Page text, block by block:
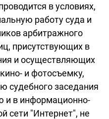
в условиях,
работу суда и
арбитражного
присутствующих в
и осуществляющих
и фотосъемку,
судебного заседания
и в информационно-
сети "Интернет", не